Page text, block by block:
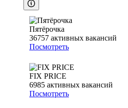
Пятёрочка
36757 активных вакансий
Посмотреть
FIX PRICE
6985 активных вакансий
Посмотреть